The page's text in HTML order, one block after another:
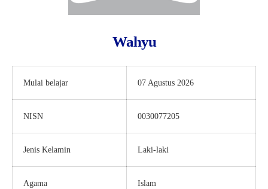
Wahyu
Mulai belajar 07 Agustus 2026
NISN 0030077205
Jenis Kelamin Laki-laki
Agama Islam